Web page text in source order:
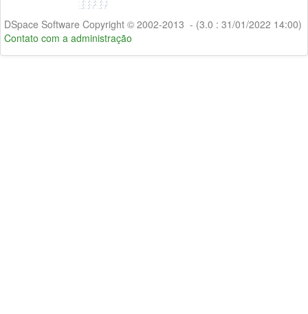
DSpace Software Copyright © 2002-2013 - (3.0 : 31/01/2022 14:00)
Contato com a administração